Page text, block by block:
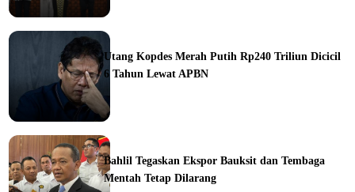
Utang Kopdes Merah Putih Rp240 Triliun Dicicil
6 Tahun Lewat APBN
Bahlil Tegaskan Ekspor Bauksit dan Tembaga
Mentah Tetap Dilarang